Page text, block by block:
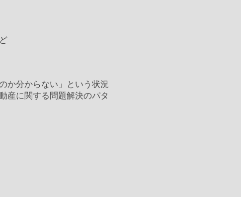
か分からない」という状況
産に関する問題解決のパタ